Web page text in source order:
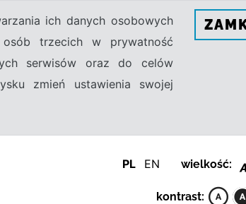
ich danych osobowych
osób trzecich w prywatność
serwisów oraz do celów
zmień ustawienia swojej
PL EN wielkość:
kontrast: